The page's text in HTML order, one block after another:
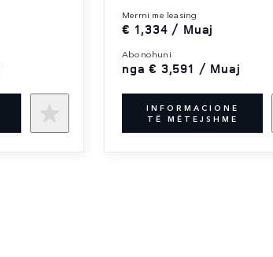
merrni me leasing
€ 1,334 / Muaj
abonohuni
nga € 3,591 / Muaj
INFORMACIONE
TË MËTEJSHME